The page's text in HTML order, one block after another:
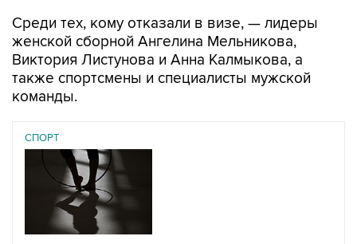
Среди тех, кому отказали в визе, — лидеры
женской сборной Ангелина Мельникова,
Виктория Листунова и Анна Калмыкова, а
также спортсмены и специалисты мужской
команды.
СПОРТ